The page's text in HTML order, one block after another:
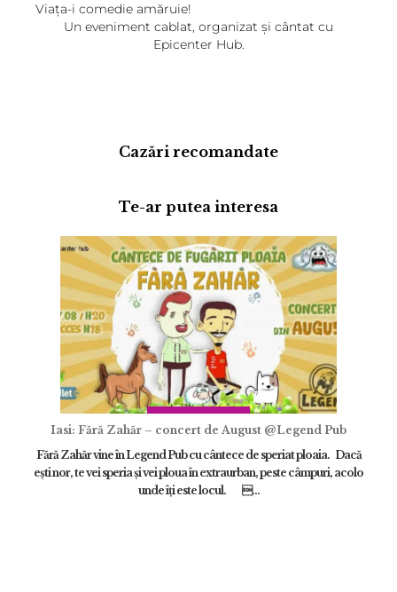
Viaţa-i comedie amăruie!
Un eveniment cablat, organizat şi cântat cu
Epicenter Hub.
Adaugă review
ÎNCARCA IMAGINI
Cazări recomandate
Te-ar putea interesa
Iasi: Fără Zahăr – concert de August @Legend Pub
Fără Zahăr vine în Legend Pub cu cântece de speriat ploaia. Dacă
eşti nor, te vei speria şi vei ploua în extraurban, peste câmpuri, acolo
unde îţi este locul. ...